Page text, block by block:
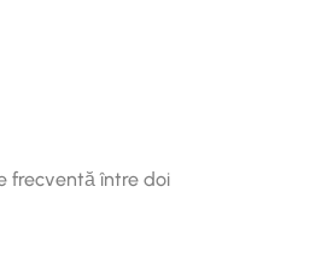
frecventă între doi